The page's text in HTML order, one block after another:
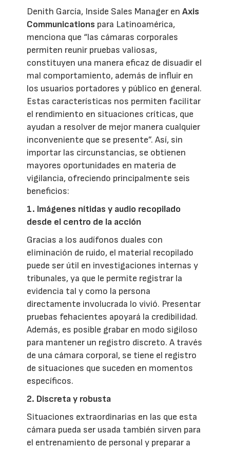
Denith García, Inside Sales Manager enAxis
Communications para Latinoamérica,
menciona que “las cámaras corporales
permiten reunir pruebas valiosas,
constituyen una manera eficaz de disuadir el
mal comportamiento, además de influir en
los usuarios portadores y público en general.
Estas características nos permiten facilitar
el rendimiento en situaciones críticas, que
ayudan a resolver de mejor manera cualquier
inconveniente que se presente”. Así, sin
importar las circunstancias, se obtienen
mayores oportunidades en materia de
vigilancia, ofreciendo principalmente seis
beneficios:
1. Imágenes nítidas y audio recopilado
desde el centro de la acción
Gracias a los audífonos duales con
eliminación de ruido, el material recopilado
puede ser útil en investigaciones internas y
tribunales, ya que le permite registrar la
evidencia tal y como la persona
directamente involucrada lo vivió. Presentar
pruebas fehacientes apoyará la credibilidad.
Además, es posible grabar en modo sigiloso
para mantener un registro discreto. A través
de una cámara corporal, se tiene el registro
de situaciones que suceden en momentos
específicos.
2. Discreta y robusta
Situaciones extraordinarias en las que esta
cámara pueda ser usada también sirven para
el entrenamiento de personal y preparar a